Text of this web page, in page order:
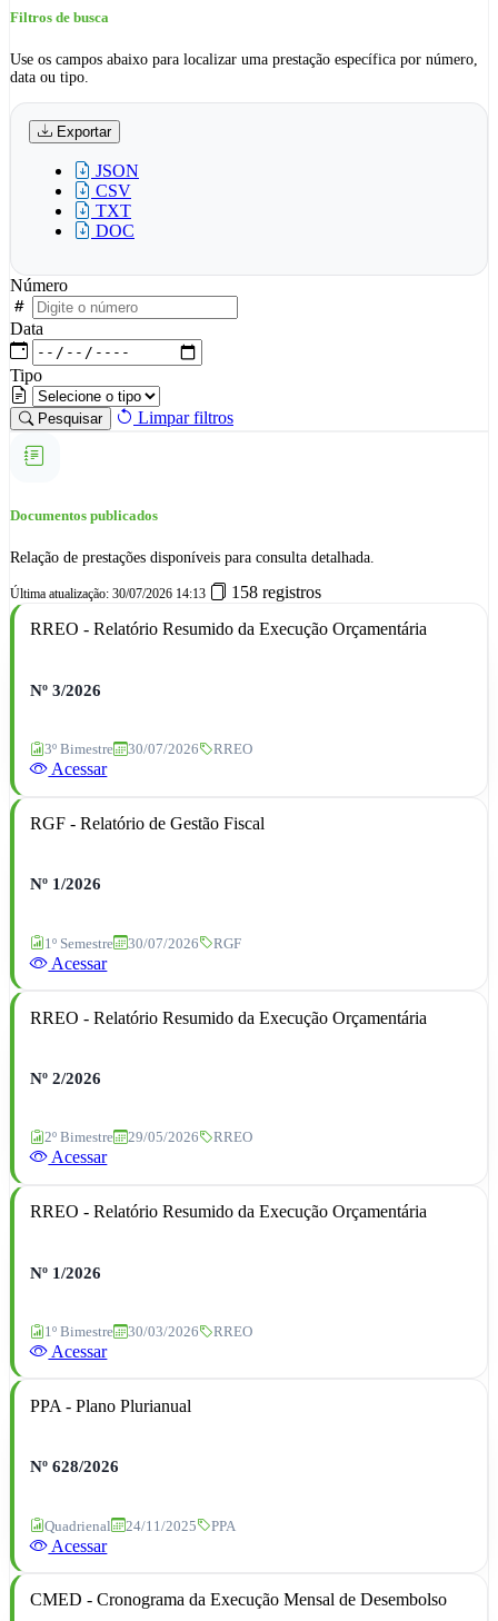
Filtros de busca
Use os campos abaixo para localizar uma prestação específica por número,
data ou tipo.
Exportar
JSON
CSV
TXT
DOC
Número
Data
Tipo
Pesquisar Limpar filtros
Documentos publicados
Relação de prestações disponíveis para consulta detalhada.
Última atualização: 30/07/2026 14:13
158 registros
RREO - Relatório Resumido da Execução Orçamentária
Nº 3/2026
3º Bimestre 30/07/2026 RREO
Acessar
RGF - Relatório de Gestão Fiscal
Nº 1/2026
1º Semestre 30/07/2026 RGF
Acessar
RREO - Relatório Resumido da Execução Orçamentária
Nº 2/2026
2º Bimestre 29/05/2026 RREO
Acessar
RREO - Relatório Resumido da Execução Orçamentária
Nº 1/2026
1º Bimestre 30/03/2026 RREO
Acessar
PPA - Plano Plurianual
Nº 628/2026
Quadrienal 24/11/2025 PPA
Acessar
CMED - Cronograma da Execução Mensal de Desembolso